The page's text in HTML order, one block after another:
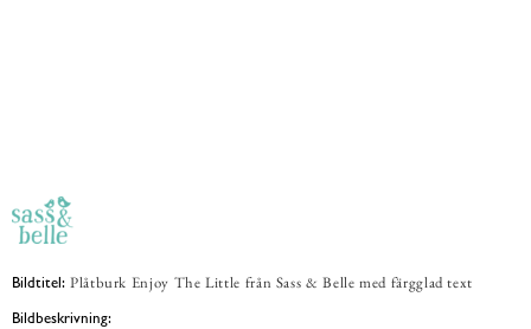
Bildtitel: Plåtburk Enjoy The Little från Sass & Belle med färgglad text
Bildbeskrivning: